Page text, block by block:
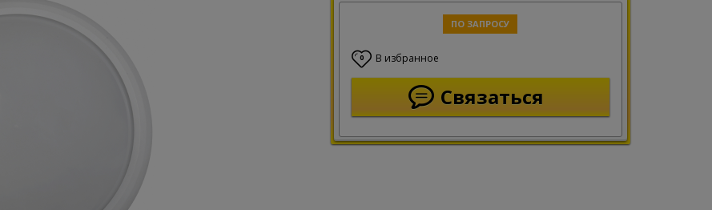
ПО ЗАПРОСУ
0 В избранное
Связаться